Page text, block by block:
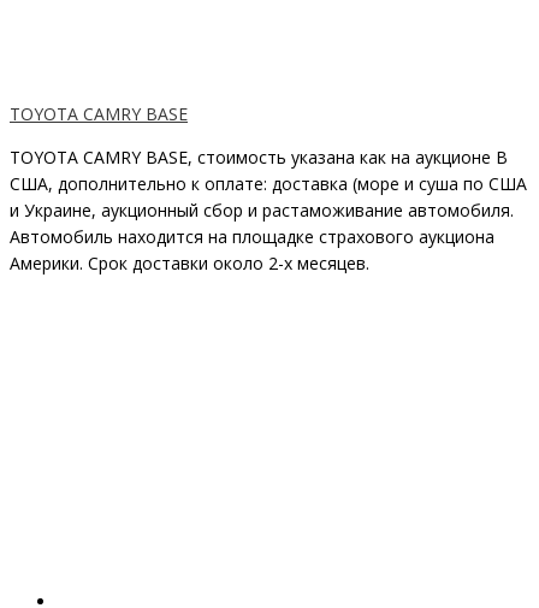
TOYOTA CAMRY BASE
TOYOTA CAMRY BASE, стоимость указана как на аукционе В
США, дополнительно к оплате: доставка (море и суша по США
и Украине, аукционный сбор и растаможивание автомобиля.
Автомобиль находится на площадке страхового аукциона
Америки. Срок доставки около 2-x месяцев.